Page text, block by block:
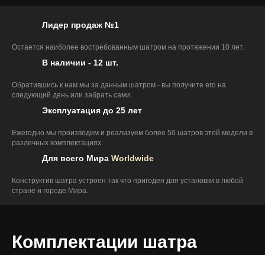
Лидер продаж №1
Остается наиболее востребованным шатром на протяжении 10 лет.
В наличии - 12 шт.
Обратившись к нам мы за данным шатром - вы получите его на
следующий день или забрать сами.
Эксплуатация до 25 лет
Ежегодно мы производим и реализуем более 50 шатров этой модели в
различных комплектациях.
Для всего Мира Worldwide
Конструктив шатра устроен так что пригоден для установки в любой
стране и городе Мира.
Комплектации шатра